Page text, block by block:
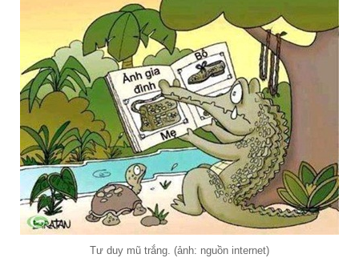
Tư duy mũ trắng. (ảnh: nguồn internet)